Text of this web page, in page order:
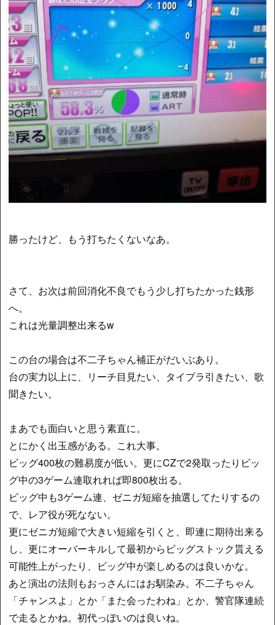
勝ったけど、もう打ちたくないなあ。
さて、お次は前回消化不良でもう少し打ちたかった銭形
へ。
これは光量調整出来るw
この台の場合は不二子ちゃん補正がだいぶあり。
台の実力以上に、リーチ目見たい、タイプラ引きたい、歌
聞きたい。
まあでも面白いと思う素直に。
とにかく出玉感がある。これ大事。
ビッグ400枚の難易度が低い。更にCZで2発取ったりビッ
グ中の3ゲーム連取れれば即800枚出る。
ビッグ中も3ゲーム連、ゼニガ短縮を抽選してたりするの
で、レア役が死なない。
更にゼニガ短縮で大きい短縮を引くと、即連に期待出来る
し、更にオーバーキルして最初からビッグストック貰える
可能性上がったり、ビッグ中が楽しめるのは良いかな。
あと演出の法則もおっさんにはお馴染み。不二子ちゃん
「チャンスよ」とか「また会ったわね」とか、警官隊連続
で走るとかね。初代っぽいのは良いね。